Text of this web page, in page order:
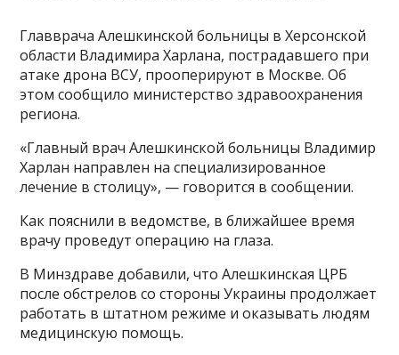
Главврача Алешкинской больницы в Херсонской
области Владимира Харлана, пострадавшего при
атаке дрона ВСУ, прооперируют в Москве. Об
этом сообщило министерство здравоохранения
региона.
«Главный врач Алешкинской больницы Владимир
Харлан направлен на специализированное
лечение в столицу», — говорится в сообщении.
Как пояснили в ведомстве, в ближайшее время
врачу проведут операцию на глаза.
В Минздраве добавили, что Алешкинская ЦРБ
после обстрелов со стороны Украины продолжает
работать в штатном режиме и оказывать людям
медицинскую помощь.